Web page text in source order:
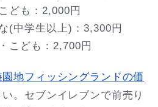
ども：2,000円
(中学生以上)：3,300円
こども：2,700円
地フィッシングランドの価
。セブンイレブンで前売り